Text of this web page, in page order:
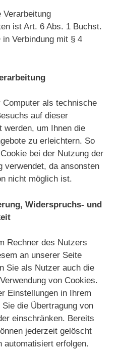
Verarbeitung
ist Art. 6 Abs. 1 Buchst.
Verbindung mit § 4
als technische
auf dieser
werden, um Ihnen die
zu erleichtern. So
bei der Nutzung der
verwendet, da ansonsten
nicht möglich ist.
Widerspruchs- und
Rechner des Nutzers
an unserer Seite
Sie als Nutzer auch die
von Cookies.
Einstellungen in Ihrem
die Übertragung von
einschränken. Bereits
jederzeit gelöscht
automatisiert erfolgen.